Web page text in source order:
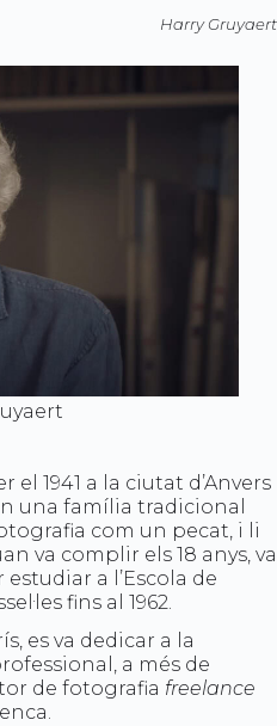
Harry Gruyaert
el 1941 a la ciutat d’Anvers
una família tradicional
com un pecat, i li
va complir els 18 anys, va
a l’Escola de
fins al 1962.
es va dedicar a la
a més de
de fotografia freelance